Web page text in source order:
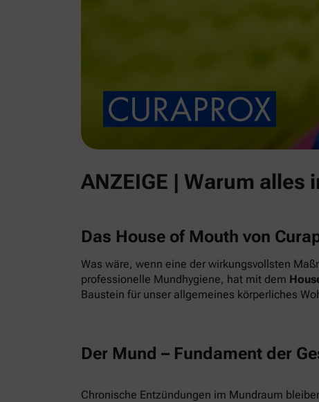
ANZEIGE | Warum
Das House of Mouth von
Was wäre, wenn eine der wirkungsvollsten
professionelle Mundhygiene, hat mit dem
Baustein für unser allgemeines körperliches
Der Mund – Fundament der
Chronische Entzündungen im Mundraum